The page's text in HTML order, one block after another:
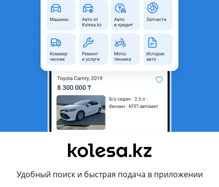
Удобный поиск и быстрая подача в приложении
Объявление находится в архиве и может быть
аварийная/не на ходу
Алматы, Алматинская
1999 - 2006 3 поколение
Объем двигателя, л
Автомат
Руль
Слева